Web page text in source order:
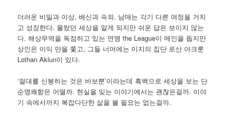
더러운 비밀과 이상, 배신과 속죄. 남매는 각기 다른 여정을 거치
고 성장한다. 몰랐던 세상을 알게 되지만 쉬운 답은 보이지 않는
다. 해상무역을 독점하고 있는 연맹 the League이 메인을 돕지만
상인은 이익 만을 쫓고, 그들 너머에는 미지의 집단 로산 아크룬
Lothan Aklun이 있다.
‘절대를 신봉하는 것은 바보뿐’이라는데 흑백으로 세상을 보는 단
순명쾌함은 어떨까. 현실을 잊는 이야기에서는 괜찮은걸까. 이야
기 속에서까지 복잡다단한 삶을 볼 필요는 없는걸까.